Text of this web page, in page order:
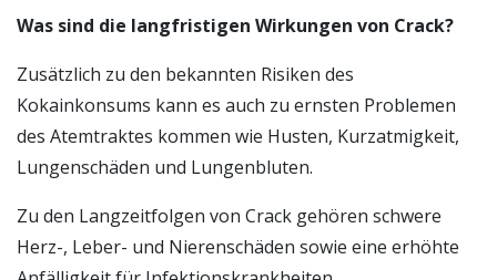
Was sind die langfristigen Wirkungen von Crack?
Zusätzlich zu den bekannten Risiken des
Kokainkonsums kann es auch zu ernsten Problemen
des Atemtraktes kommen wie Husten, Kurzatmigkeit,
Lungenschäden und Lungenbluten.
Zu den Langzeitfolgen von Crack gehören schwere
Herz-, Leber- und Nierenschäden sowie eine erhöhte